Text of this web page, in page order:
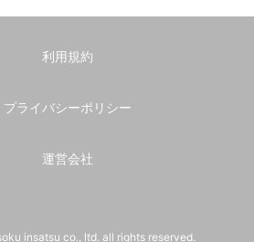
利用規約
プライバシーポリシー
運営会社
insatsu co., ltd. all rights reserved.